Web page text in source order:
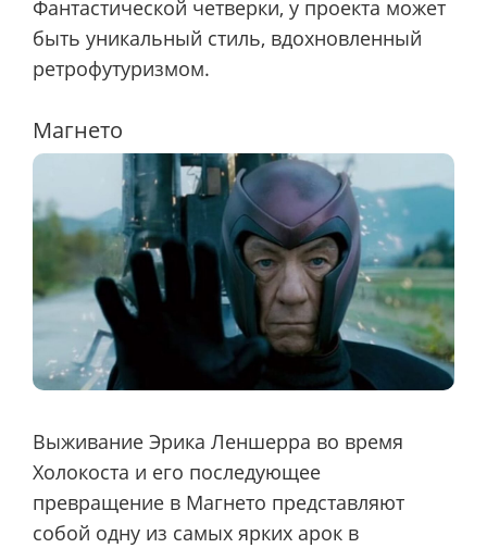
Фантастической четверки, у проекта может
быть уникальный стиль, вдохновленный
ретрофутуризмом.
Магнето
Выживание Эрика Леншерра во время
Холокоста и его последующее
превращение в Магнето представляют
собой одну из самых ярких арок в